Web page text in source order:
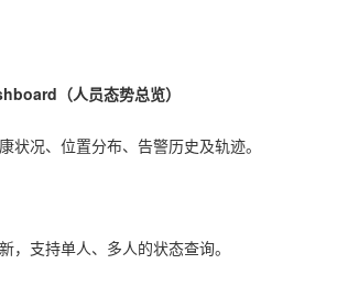
（人员态势总览）
状况、位置分布、告警历史及轨迹。
，支持单人、多人的状态查询。